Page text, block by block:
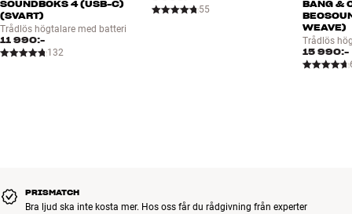
SOUNDBOKS 4 (USB-C)
(SVART)
Trådlös högtalare med batteri
11 990:-
132
55
BANG &
WEAVE)
Trådlös
15 990:-
PRISMATCH
Bra ljud ska inte kosta mer. Hos oss får du rådgivning från experter